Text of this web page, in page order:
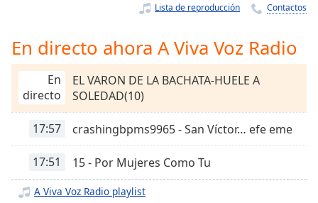
Playback
Rate
Chapters
Descriptions
descriptions
off,
selected
Lista de reproducción Contactos
En directo ahora A Viva Voz Radio
En
directo
EL VARON DE LA BACHATA-HUELE A
SOLEDAD(10)
17:57 crashingbpms9965 - San Víctor… efe eme
17:51 15 - Por Mujeres Como Tu
A Viva Voz Radio playlist